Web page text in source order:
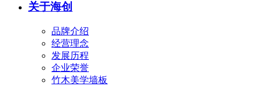
关于海创
品牌介绍
经营理念
发展历程
企业荣誉
竹木美学墙板